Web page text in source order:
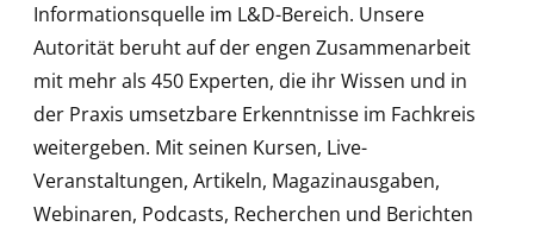
Informationsquelle im L&D-Bereich. Unsere
Autorität beruht auf der engen Zusammenarbeit
mit mehr als 450 Experten, die ihr Wissen und in
der Praxis umsetzbare Erkenntnisse im Fachkreis
weitergeben. Mit seinen Kursen, Live-
Veranstaltungen, Artikeln, Magazinausgaben,
Webinaren, Podcasts, Recherchen und Berichten